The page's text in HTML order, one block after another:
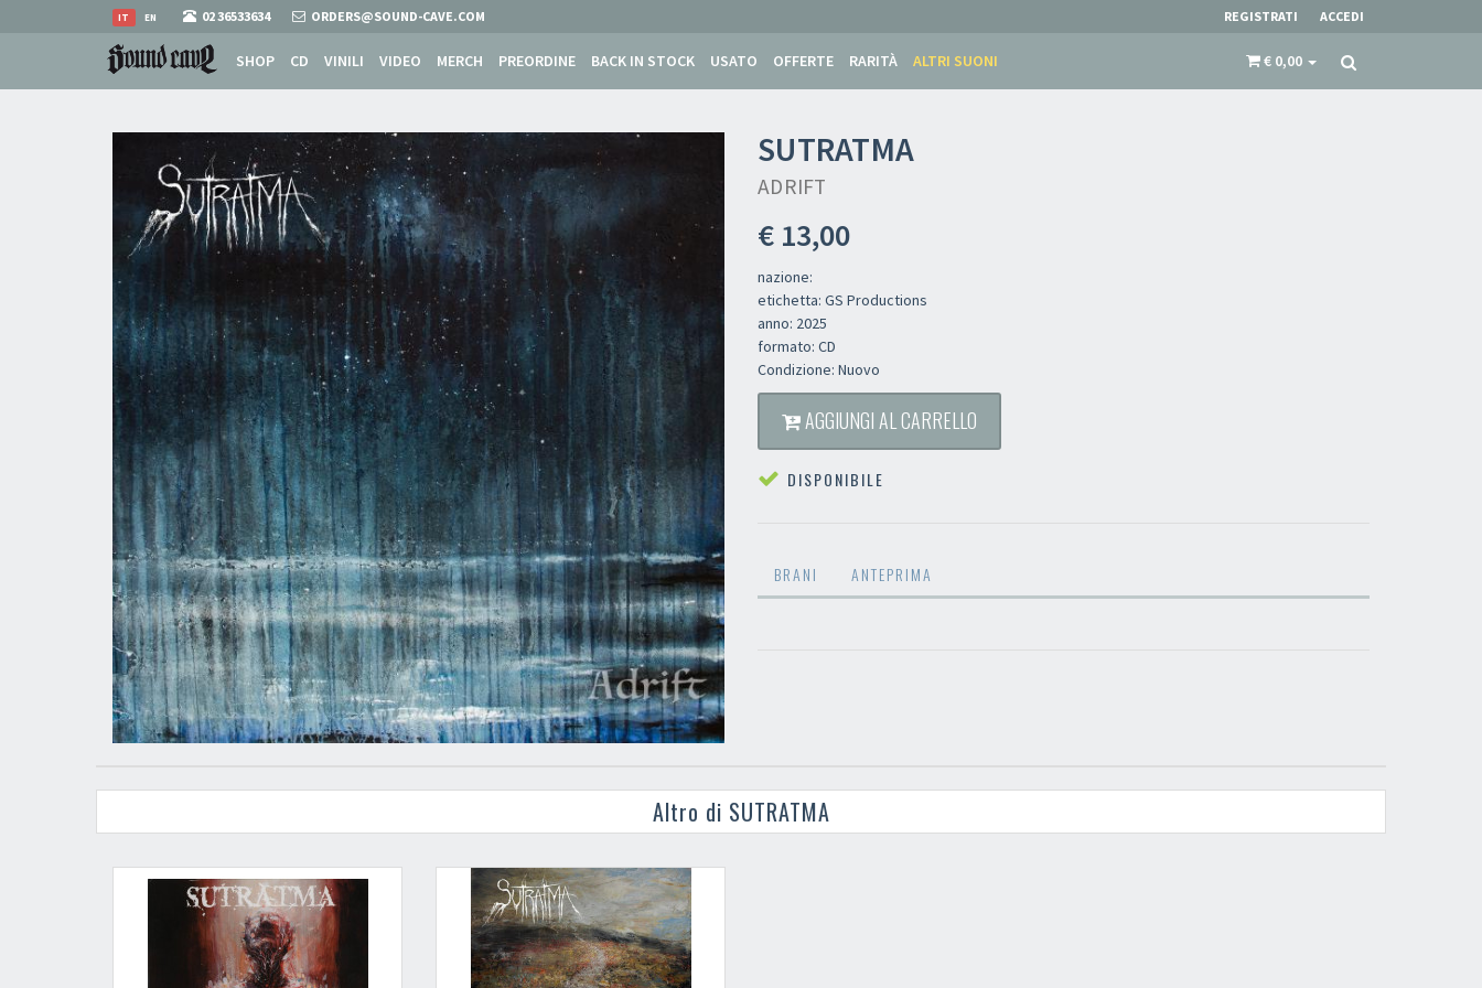
EN
IT 02 36533634 ORDERS@SOUND-CAVE.COM REGISTRATI ACCEDI
SHOP CD VINILI VIDEO MERCH PREORDINE BACK IN STOCK USATO OFFERTE RARITÀ ALTRI SUONI € 0,00
SUTRATMA
ADRIFT
€ 13,00
nazione:
etichetta: GS Productions
anno: 2025
formato: CD
Condizione: Nuovo
AGGIUNGI AL CARRELLO
DISPONIBILE
BRANI ANTEPRIMA
Altro di SUTRATMA